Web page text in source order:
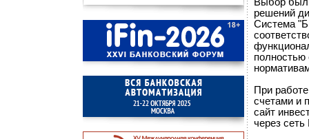
решений
Система
полностью
При
счетами и
сайт
через сеть